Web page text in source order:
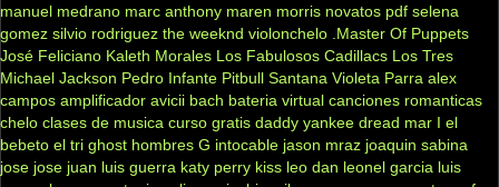
manuel medrano marc anthony maren morris novatos pdf selena
gomez silvio rodriguez the weeknd violonchelo .Master Of Puppets
José Feliciano Kaleth Morales Los Fabulosos Cadillacs Los Tres
Michael Jackson Pedro Infante Pitbull Santana Violeta Parra alex
campos amplificador avicii bach bateria virtual canciones romanticas
chelo clases de musica curso gratis daddy yankee dread mar I el
bebeto el tri ghost hombres G intocable jason mraz joaquin sabina
jose jose juan luis guerra katy perry kiss leo dan leonel garcia luis